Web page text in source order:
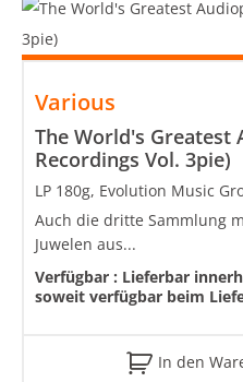
Various
The World's Greatest
Recordings Vol. 3pie)
LP 180g, Evolution Music
Auch die dritte Sammlung
Juwelen aus...
Verfügbar : Lieferbar
soweit verfügbar beim
In den